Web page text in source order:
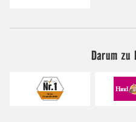
Darum zu